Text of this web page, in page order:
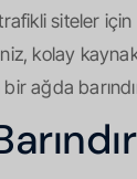
siteler
kolay
ağda